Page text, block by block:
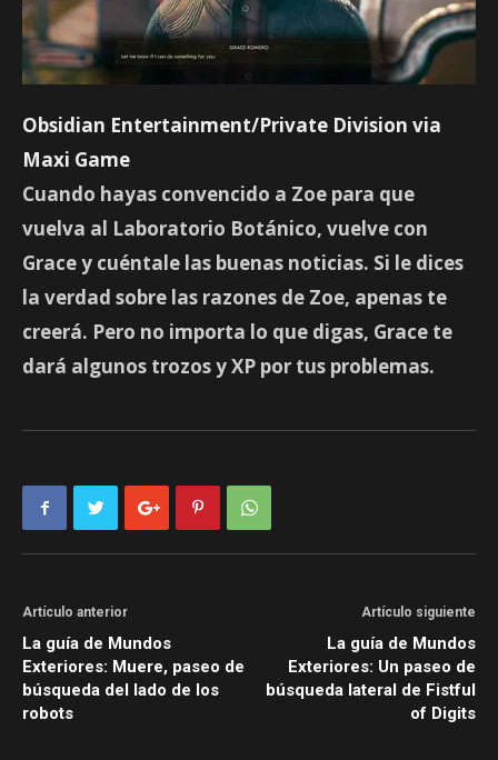
Obsidian Entertainment/Private Division via
Maxi Game
Cuando hayas convencido a Zoe para que
vuelva al Laboratorio Botánico, vuelve con
Grace y cuéntale las buenas noticias. Si le dices
la verdad sobre las razones de Zoe, apenas te
creerá. Pero no importa lo que digas, Grace te
dará algunos trozos y XP por tus problemas.
Artículo anterior
La guía de Mundos
Exteriores: Muere, paseo de
búsqueda del lado de los
robots
Artículo siguiente
La guía de Mundos
Exteriores: Un paseo de
búsqueda lateral de Fistful
of Digits